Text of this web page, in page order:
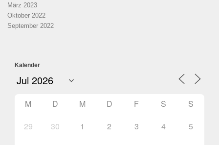
März 2023
Oktober 2022
September 2022
Kalender
M D M D F S
S
29
30 1 2 3 4 5